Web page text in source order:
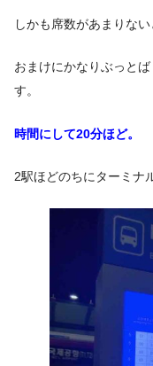
しかも席数があまりな
おまけにかなりぶっと
す。
時間にして20分ほど。
2駅ほどのちにターミナ